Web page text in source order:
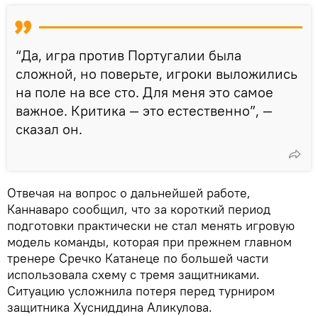
“Да, игра против Португалии была
сложной, но поверьте, игроки выложились
на поле на все сто. Для меня это самое
важное. Критика — это естественно”, —
сказал он.
Отвечая на вопрос о дальнейшей работе,
Каннаваро сообщил, что за короткий период
подготовки практически не стал менять игровую
модель команды, которая при прежнем главном
тренере Сречко Катанеце по большей части
использовала схему с тремя защитниками.
Ситуацию усложнила потеря перед турниром
защитника Хусниддина Аликулова.